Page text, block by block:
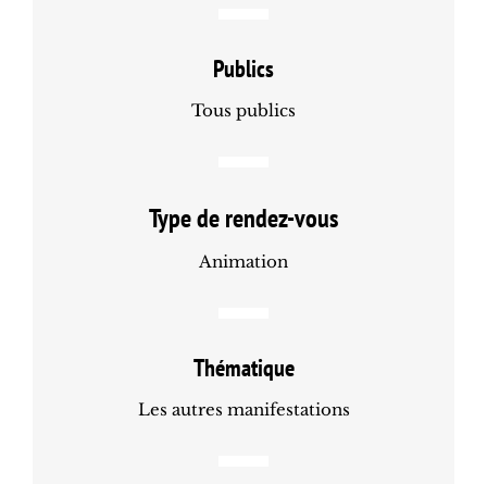
Publics
Tous publics
Type de rendez-vous
Animation
Thématique
Les autres manifestations